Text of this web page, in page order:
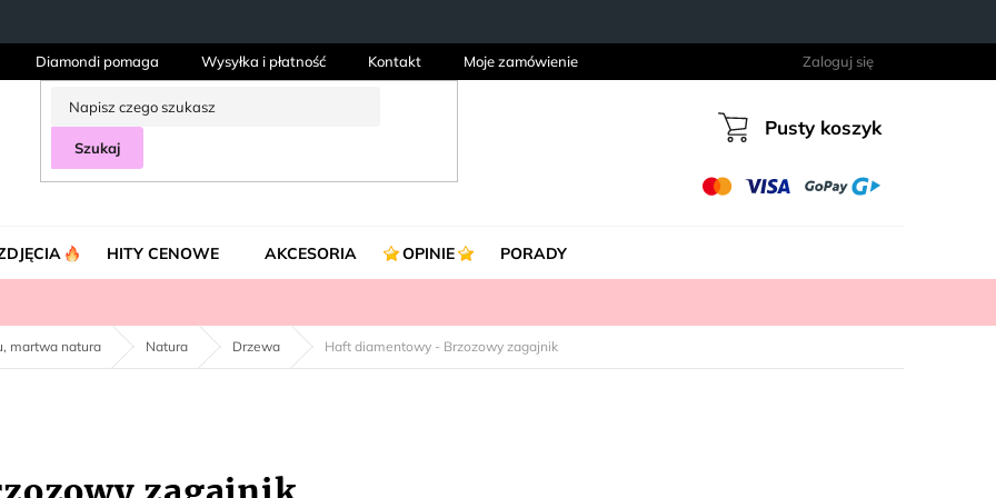
Diamondi pomaga Wysyłka i płatność Kontakt Moje zamówienie Zaloguj się
Szukaj Koszyk
Pusty koszyk
HITY CENOWE AKCESORIA OPINIE PORADY
martwa natura Natura Drzewa Haft diamentowy - Brzozowy zagajnik